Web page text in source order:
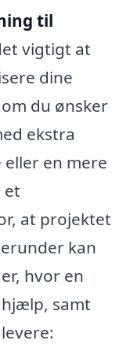
til
vigtigt at
dine
du ønsker
ekstra
en mere
et
at projektet
kan
hvor en
samt